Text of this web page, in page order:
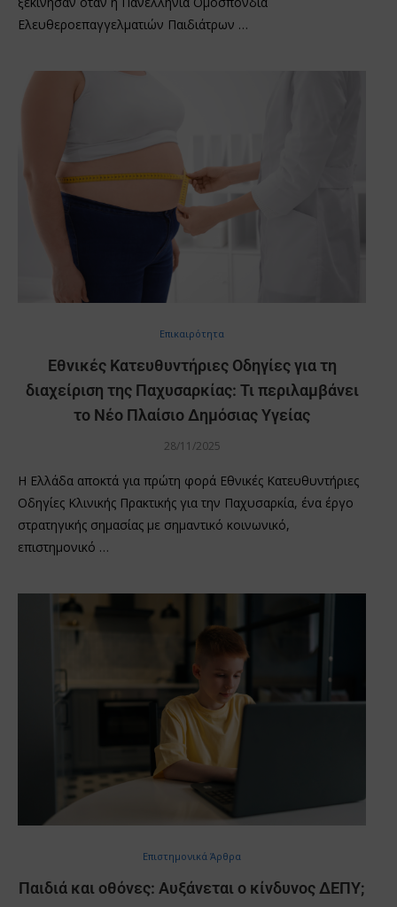
Ελευθεροεπαγγελματιών Παιδιάτρων …
Επικαιρότητα
Εθνικές Κατευθυντήριες Οδηγίες για τη
διαχείριση της Παχυσαρκίας: Τι περιλαμβάνει
το Νέο Πλαίσιο Δημόσιας Υγείας
28/11/2025
Η Ελλάδα αποκτά για πρώτη φορά Εθνικές Κατευθυντήριες
Οδηγίες Κλινικής Πρακτικής για την Παχυσαρκία, ένα έργο
στρατηγικής σημασίας με σημαντικό κοινωνικό,
επιστημονικό …
Επιστημονικά Άρθρα
Παιδιά και οθόνες: Αυξάνεται ο κίνδυνος ΔΕΠΥ;